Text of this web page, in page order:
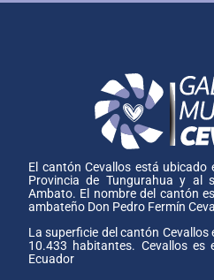
El cantón Cevallos está ubicado
Provincia de Tungurahua y al
Ambato. El nombre del cantón
ambateño Don Pedro Fermín
La superficie del cantón Cevallos
10.433 habitantes. Cevallos es
Ecuador